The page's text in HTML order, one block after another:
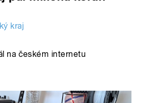
kraj
na českém internetu